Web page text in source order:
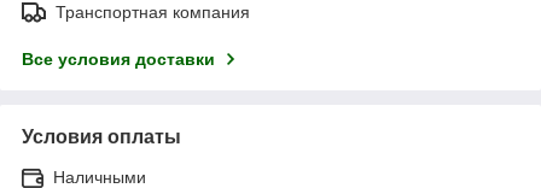
Транспортная компания
Все условия доставки
Условия оплаты
Наличными